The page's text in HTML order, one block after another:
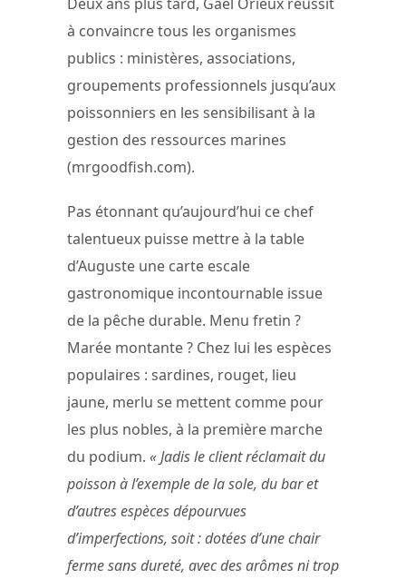
à convaincre tous les organismes
publics : ministères, associations,
groupements professionnels jusqu’aux
poissonniers en les sensibilisant à la
gestion des ressources marines
(mrgoodfish.com).
Pas étonnant qu’aujourd’hui ce chef
talentueux puisse mettre à la table
d’Auguste une carte escale
gastronomique incontournable issue
de la pêche durable. Menu fretin ?
Marée montante ? Chez lui les espèces
populaires : sardines, rouget, lieu
jaune, merlu se mettent comme pour
les plus nobles, à la première marche
du podium. « Jadis le client réclamait du
poisson à l’exemple de la sole, du bar et
d’autres espèces dépourvues
d’imperfections, soit : dotées d’une chair
ferme sans dureté, avec des arômes ni trop